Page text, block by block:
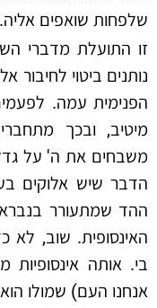
שלפחות שואפים אליה.
זו התועלת מדברי
נותנים ביטוי
הפנימית עמה.
מיטיב, ובכך
משבחים את ה' על
הדבר שיש אלוקים
ההד שמתעורר בנברא
האינסופית. שוב, לא
בי. אותה אינסופיות
אנחנו העם) שמולו